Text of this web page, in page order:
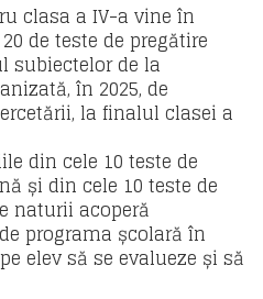
clasa a IV-a vine în
de teste de pregătire
subiectelor de la
în 2025, de
la finalul clasei a
din cele 10 teste de
și din cele 10 teste de
naturii acoperă
programa școlară în
elev să se evalueze și să